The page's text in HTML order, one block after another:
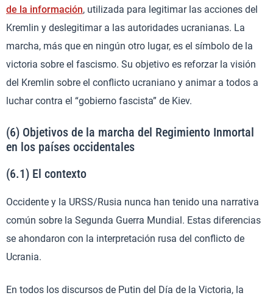
de la información, utilizada para legitimar las acciones del
Kremlin y deslegitimar a las autoridades ucranianas. La
marcha, más que en ningún otro lugar, es el símbolo de la
victoria sobre el fascismo. Su objetivo es reforzar la visión
del Kremlin sobre el conflicto ucraniano y animar a todos a
luchar contra el “gobierno fascista” de Kiev.
(6) Objetivos de la marcha del Regimiento Inmortal
en los países occidentales
(6.1) El contexto
Occidente y la URSS/Rusia nunca han tenido una narrativa
común sobre la Segunda Guerra Mundial. Estas diferencias
se ahondaron con la interpretación rusa del conflicto de
Ucrania.
En todos los discursos de Putin del Día de la Victoria, la